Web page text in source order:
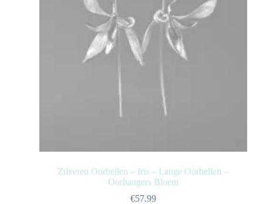
Zilveren Oorbellen – Iris – Lange Oorbellen –
Oorhangers Bloem
€57.99